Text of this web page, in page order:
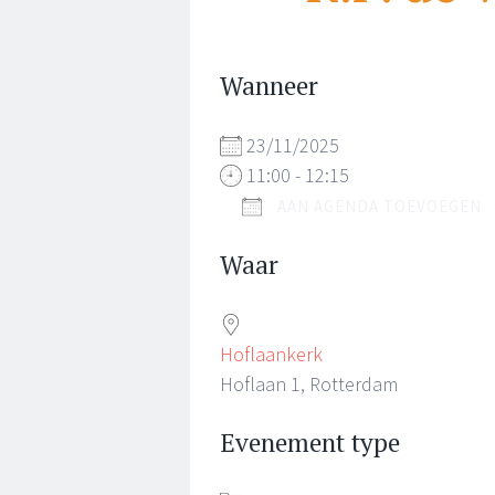
Wanneer
23/11/2025
11:00 - 12:15
Waar
Hoflaankerk
Hoflaan 1, Rotterdam
Evenement type